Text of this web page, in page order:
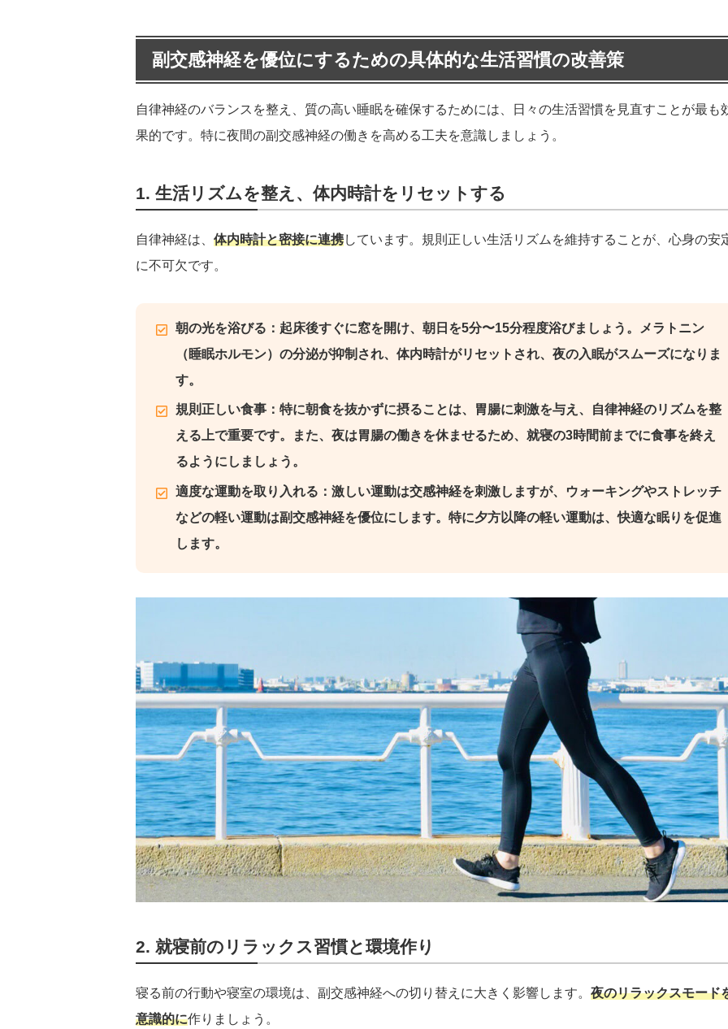
副交感神経を優位にするための具体的な生活習慣の改善策
自律神経のバランスを整え、質の高い睡眠を確保するためには、日々の生活習慣を見直すことが最も
果的です。特に夜間の副交感神経の働きを高める工夫を意識しましょう。
1. 生活リズムを整え、体内時計をリセットする
自律神経は、 体内時計と密接に連携しています。規則正しい生活リズムを維持することが、心身の安
に不可欠です。
朝の光を浴びる：起床後すぐに窓を開け、朝日を5分〜15分程度浴びましょう。メラトニン
（睡眠ホルモン）の分泌が抑制され、体内時計がリセットされ、夜の入眠がスムーズになりま
す。
規則正しい食事：特に朝食を抜かずに摂ることは、胃腸に刺激を与え、自律神経のリズムを整
える上で重要です。また、夜は胃腸の働きを休ませるため、就寝の3時間前までに食事を終え
るようにしましょう。
適度な運動を取り入れる：激しい運動は交感神経を刺激しますが、ウォーキングやストレッチ
などの軽い運動は副交感神経を優位にします。特に夕方以降の軽い運動は、快適な眠りを促進
します。
2. 就寝前のリラックス習慣と環境作り
寝る前の行動や寝室の環境は、副交感神経への切り替えに大きく影響します。 夜のリラックスモード
意識的に作りましょう。